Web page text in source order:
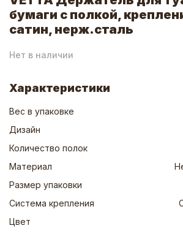
бумаги с полкой,
сатин, нерж.сталь
Нет в наличии
Характеристики
Вес в упаковке
Дизайн
Количество полок
Материал
Размер упаковки
Система крепления
Цвет